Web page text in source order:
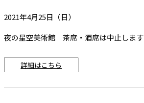
2021年4月25日（日）
夜の星空美術館 茶席・酒席は中止します
詳細はこちら